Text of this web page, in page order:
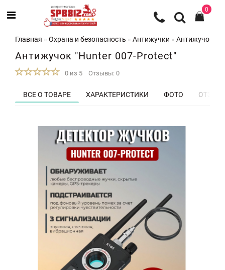
0
Главная Охрана и безопасность Антижучки Антижучок
Антижучок "Hunter 007-Protect"
0 из 5 Отзывы: 0
ВСЕ О ТОВАРЕ ХАРАКТЕРИСТИКИ ФОТО